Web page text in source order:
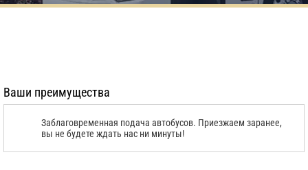
Ваши преимущества
Заблаговременная подача автобусов. Приезжаем заранее,
вы не будете ждать нас ни минуты!